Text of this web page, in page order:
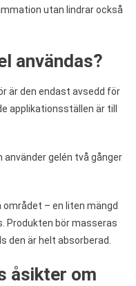
utan lindrar också
användas?
är den endast avsedd för
applikationsställen är till
gelén två gånger
– en liten mängd
Produkten bör masseras
den är helt absorberad.
åsikter om